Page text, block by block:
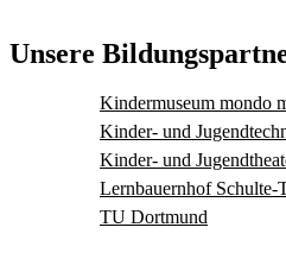
Unsere
Kindermuseum mondo
Kinder- und
Kinder- und
Lernbauernhof Schulte-
TU Dortmund